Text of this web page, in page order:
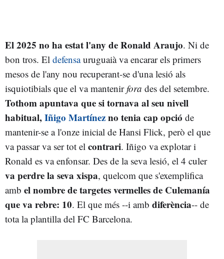
El 2025 no ha estat l'any de Ronald Araujo. Ni de
bon tros. El defensauruguaià va encarar els primers
mesos de l'any nou recuperant-se d'una lesió als
isquiotibials que el va mantenirfora des del setembre.
Tothom apuntava que si tornava al seu nivell
habitual,Iñigo Martínezno tenia cap opció de
mantenir-se a l'onze inicial de Hansi Flick, però el que
va passar va ser tot el contrari. Iñigo va explotar i
Ronald es va enfonsar. Des de la seva lesió, el 4 culer
va perdre la seva xispa, quelcom que s'exemplifica
amb el nombre de targetes vermelles de Culemanía
que va rebre: 10. El que més --i amb diferència-- de
tota la plantilla del FC Barcelona.